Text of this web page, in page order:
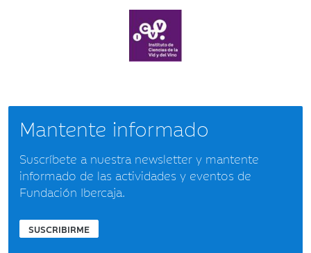
Mantente informado
Suscríbete a nuestra newsletter y mantente
informado de las actividades y eventos de
Fundación Ibercaja.
SUSCRIBIRME